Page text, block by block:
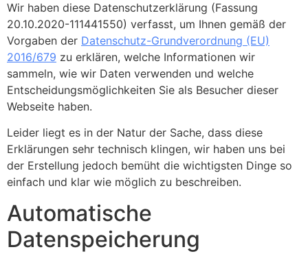
Wir haben diese Datenschutzerklärung (Fassung
20.10.2020-111441550) verfasst, um Ihnen gemäß der
Vorgaben der Datenschutz-Grundverordnung (EU)
2016/679 zu erklären, welche Informationen wir
sammeln, wie wir Daten verwenden und welche
Entscheidungsmöglichkeiten Sie als Besucher dieser
Webseite haben.
Leider liegt es in der Natur der Sache, dass diese
Erklärungen sehr technisch klingen, wir haben uns bei
der Erstellung jedoch bemüht die wichtigsten Dinge so
einfach und klar wie möglich zu beschreiben.
Automatische
Datenspeicherung